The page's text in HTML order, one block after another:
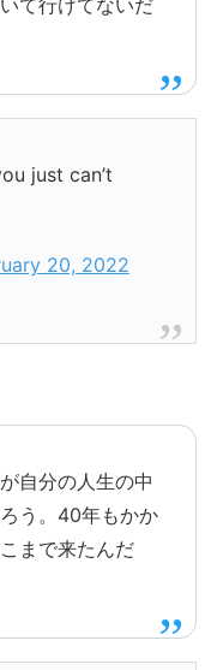
just can’t
20, 2022
自分の人生の中
う。40年もかか
まで来たんだ